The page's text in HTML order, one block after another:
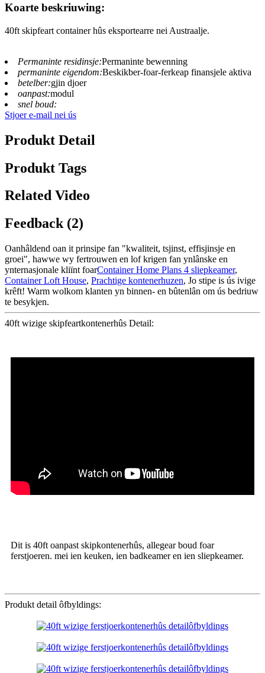
Koarte beskriuwing:
40ft skipfeart container hûs eksportearre nei Austraalje.
Permaninte residinsje:Permaninte bewenning
permaninte eigendom:Beskikber-foar-ferkeap finansjele aktiva
betelber:gjin djoer
oanpast:modul
snel boud:
Stjoer e-mail nei ús
Produkt Detail
Produkt Tags
Related Video
Feedback (2)
Oanhâldend oan it prinsipe fan "kwaliteit, tsjinst, effisjinsje en
groei", hawwe wy fertrouwen en lof krigen fan ynlânske en
ynternasjonale kliïnt foarContainer Home Plans 4 sliepkeamer,
Container Loft House, Prachtige kontenerhuzen, Jo stipe is ús ivige
krêft! Warm wolkom klanten yn binnen- en bûtenlân om ús bedriuw
te besykjen.
40ft wizige skipfeartkontenerhûs Detail:
Dit is 40ft oanpast skipkontenerhûs, allegear boud foar
ferstjoeren. mei ien keuken, ien badkeamer en ien sliepkeamer.
Produkt detail ôfbyldings: